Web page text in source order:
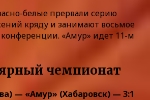
белые прервали серию
кряду и занимают восьмое
«Амур» идет 11-м
чемпионат
— «Амур» (Хабаровск) — 3:1